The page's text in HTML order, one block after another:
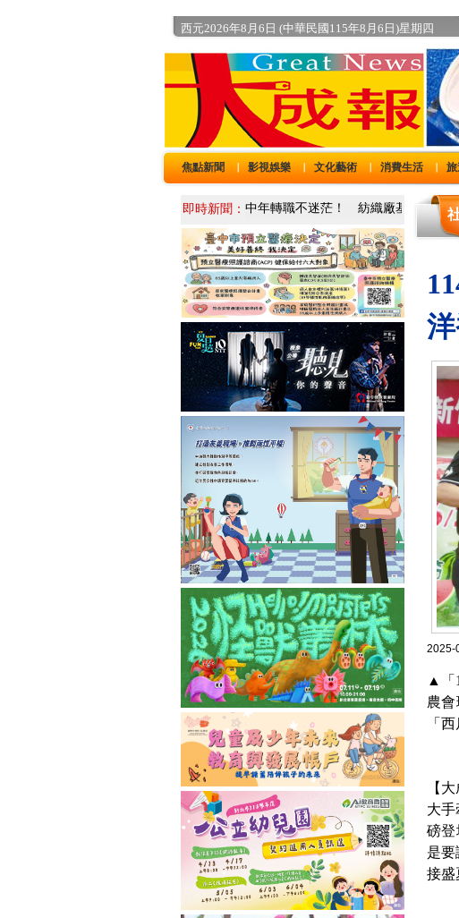
西元2026年8月6日 (中華民國115年8月6日)星期四
焦點新聞 影視娛樂 文化藝術 消費生活 旅
即時新聞：
2025-
▲「
農
「
【
大
磅登
是
接盛